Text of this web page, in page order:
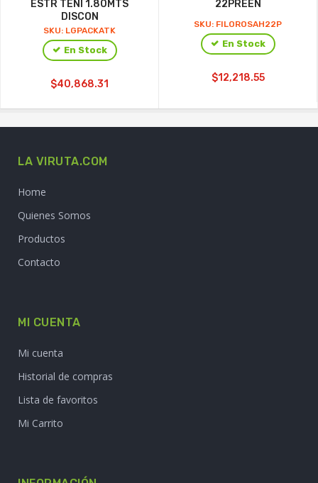
ESTR TEÑI 1.80MTS
DISCON
SKU: LGPACKATK
En Stock
$40,868.31
22PREEN
SKU: FILOROSAH22P
En Stock
$12,218.55
LA VIRUTA.COM
Home
Quienes Somos
Productos
Contacto
MI CUENTA
Mi cuenta
Historial de compras
Lista de favoritos
Mi Carrito